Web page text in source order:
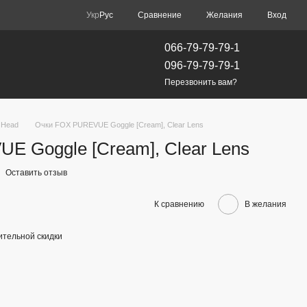
Укр Рус Сравнение Желания Вход
066-79-79-79-1
096-79-79-79-1
Перезвонить вам?
Очки FOX PUREVUE Goggle [Cream], Clear Lens
Goggle [Cream], Clear Lens
Оставить отзыв
К сравнению В желания
скидки